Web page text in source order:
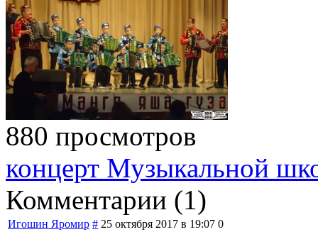
880 просмотров
концерт Музыкальной
Комментарии (1 )
Игошин Яромир # 25 октября 2017 в 19:07 0